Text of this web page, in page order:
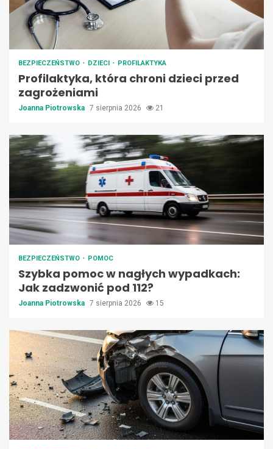
BEZPIECZEŃSTWO DZIECI PROFILAKTYKA
Profilaktyka, która chroni dzieci przed
zagrożeniami
Joanna Piotrowska 7 sierpnia 2026 21
BEZPIECZEŃSTWO POMOC
Szybka pomoc w nagłych wypadkach:
Jak zadzwonić pod 112?
Joanna Piotrowska 7 sierpnia 2026 15